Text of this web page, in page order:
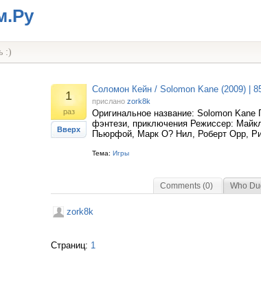
:)
1
раз
Вверх
Соломон Кейн / Solomon Kane (2009) |
прислано zork8k
Оригинальное название: Solomon
фэнтези, приключения Режиссер:
Пьюрфой, Марк О? Нил, Роберт Орр,
Тема: Игры
Comments (0) Who
zork8k
Страниц: 1